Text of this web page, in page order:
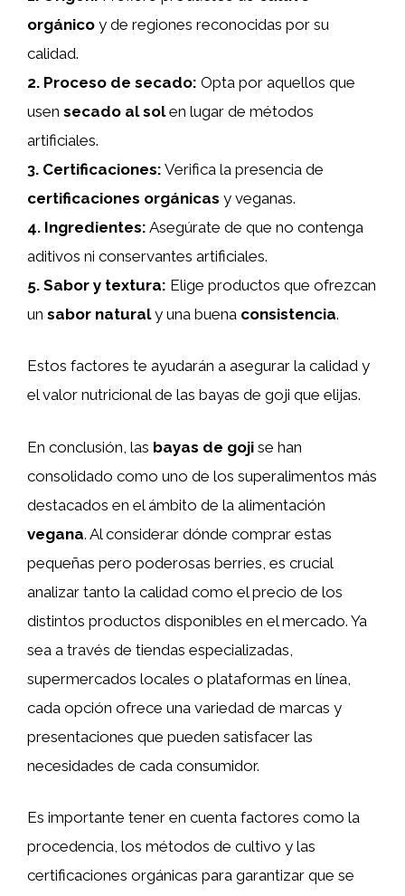
orgánico y de regiones reconocidas por su
calidad.
2. Proceso de secado: Opta por aquellos que
usen secado al solen lugar de métodos
artificiales.
3. Certificaciones: Verifica la presencia de
certificaciones orgánicas y veganas.
4. Ingredientes: Asegúrate de que no contenga
aditivos ni conservantes artificiales.
5. Sabor y textura: Elige productos que ofrezcan
un sabor naturaly una buena consistencia.
Estos factores te ayudarán a asegurar la calidad y
el valor nutricional de las bayas de goji que elijas.
En conclusión, las bayas de goji se han
consolidado como uno de los superalimentos más
destacados en el ámbito de la alimentación
vegana. Al considerar dónde comprar estas
pequeñas pero poderosas berries, es crucial
analizar tanto la calidad como el precio de los
distintos productos disponibles en el mercado. Ya
sea a través de tiendas especializadas,
supermercados locales o plataformas en línea,
cada opción ofrece una variedad de marcas y
presentaciones que pueden satisfacer las
necesidades de cada consumidor.
Es importante tener en cuenta factores como la
procedencia, los métodos de cultivo y las
certificaciones orgánicas para garantizar que se